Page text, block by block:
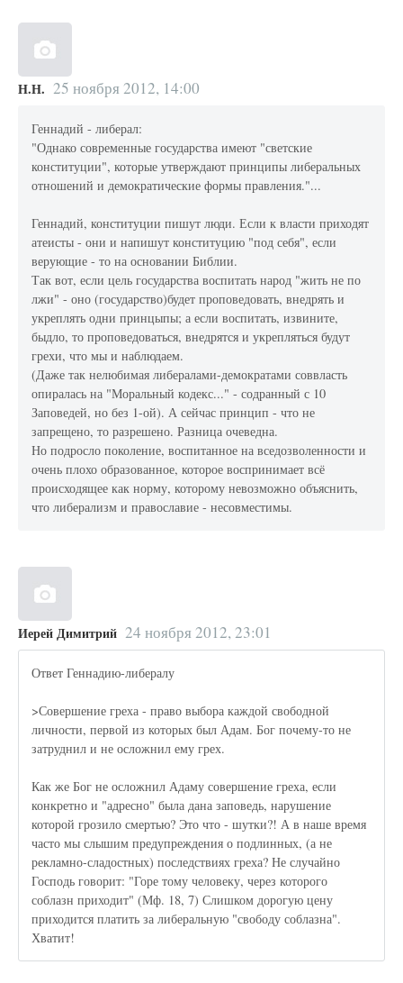
Н.Н. 25 ноября 2012, 14:00
Геннадий - либерал:
"Однако современные государства имеют "светские
конституции", которые утверждают принципы либеральных
отношений и демократические формы правления."...
Геннадий, конституции пишут люди. Если к власти приходят
атеисты - они и напишут конституцию "под себя", если
верующие - то на основании Библии.
Так вот, если цель государства воспитать народ "жить не по
лжи" - оно (государство)будет проповедовать, внедрять и
укреплять одни принцыпы; а если воспитать, извините,
быдло, то проповедоваться, внедрятся и укрепляться будут
грехи, что мы и наблюдаем.
(Даже так нелюбимая либералами-демократами соввласть
опиралась на "Моральный кодекс..." - содранный с 10
Заповедей, но без 1-ой). А сейчас принцип - что не
запрещено, то разрешено. Разница очеведна.
Но подросло поколение, воспитанное на вседозволенности и
очень плохо образованное, которое воспринимает всё
происходящее как норму, которому невозможно объяснить,
что либерализм и православие - несовместимы.
Иерей Димитрий 24 ноября 2012, 23:01
Ответ Геннадию-либералу
>Совершение греха - право выбора каждой свободной
личности, первой из которых был Адам. Бог почему-то не
затруднил и не осложнил ему грех.
Как же Бог не осложнил Адаму совершение греха, если
конкретно и "адресно" была дана заповедь, нарушение
которой грозило смертью? Это что - шутки?! А в наше время
часто мы слышим предупреждения о подлинных, (а не
рекламно-сладостных) последствиях греха? Не случайно
Господь говорит: "Горе тому человеку, через которого
соблазн приходит" (Мф. 18, 7) Слишком дорогую цену
приходится платить за либеральную "свободу соблазна".
Хватит!